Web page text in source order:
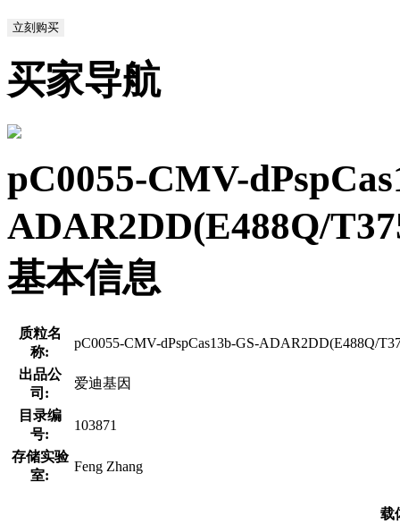
立刻购买
买家导航
pC0055-CMV-
ADAR2DD(E488Q/
基本信息
质粒名
称:
pC0055-CMV-dPspCas13b-GS-ADAR2DD(E488Q/
出品公
司:
爱迪基因
目录编
号:
103871
存储实验
室:
Feng Zhang
载